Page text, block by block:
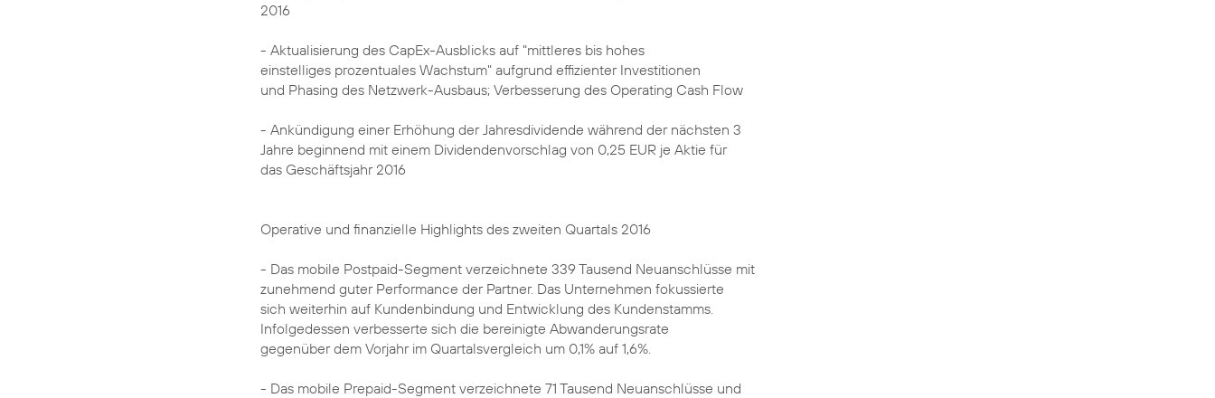
2016
- Aktualisierung des CapEx-Ausblicks auf "mittleres bis hohes
einstelliges prozentuales Wachstum" aufgrund effizienter Investitionen
und Phasing des Netzwerk-Ausbaus; Verbesserung des Operating Cash Flow
- Ankündigung einer Erhöhung der Jahresdividende während der nächsten 3
Jahre beginnend mit einem Dividendenvorschlag von 0,25 EUR je Aktie für
das Geschäftsjahr 2016
Operative und finanzielle Highlights des zweiten Quartals 2016
- Das mobile Postpaid-Segment verzeichnete 339 Tausend Neuanschlüsse mit
zunehmend guter Performance der Partner. Das Unternehmen fokussierte
sich weiterhin auf Kundenbindung und Entwicklung des Kundenstamms.
Infolgedessen verbesserte sich die bereinigte Abwanderungsrate
gegenüber dem Vorjahr im Quartalsvergleich um 0,1% auf 1,6%.
- Das mobile Prepaid-Segment verzeichnete 71 Tausend Neuanschlüsse und